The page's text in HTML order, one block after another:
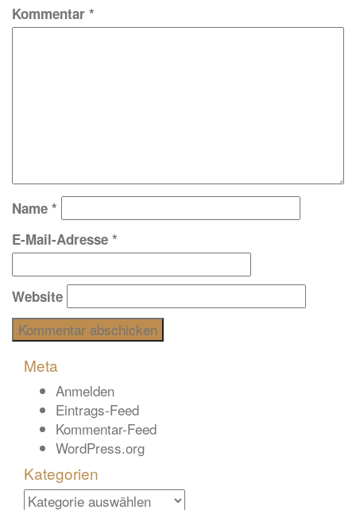
Kommentar *
Name *
E-Mail-Adresse *
Website
Meta
Anmelden
Eintrags-Feed
Kommentar-Feed
WordPress.org
Kategorien
Kategorien